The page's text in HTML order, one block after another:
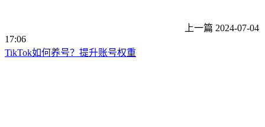
上一篇 2024-07-04
17:06
TikTok如何养号？提升账号权重